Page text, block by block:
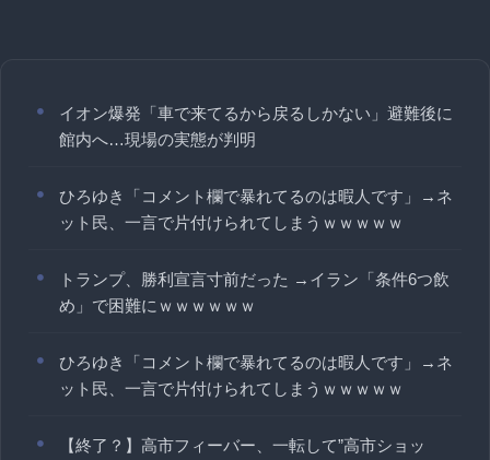
イオン爆発「車で来てるから戻るしかない」避難後に
館内へ…現場の実態が判明
ひろゆき「コメント欄で暴れてるのは暇人です」→ネ
ット民、一言で片付けられてしまうｗｗｗｗｗ
トランプ、勝利宣言寸前だった →イラン「条件6つ飲
め」で困難にｗｗｗｗｗｗ
ひろゆき「コメント欄で暴れてるのは暇人です」→ネ
ット民、一言で片付けられてしまうｗｗｗｗｗ
【終了？】高市フィーバー、一転して”高市ショッ